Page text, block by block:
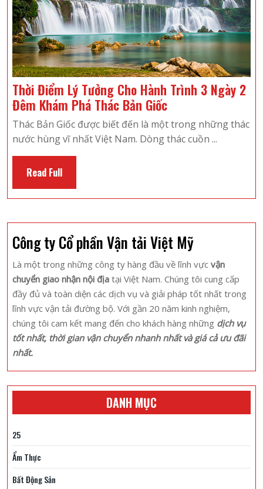
Thời Điểm Lý Tưởng Cho Hành Trình 3 Ngày 2
Đêm Khám Phá Thác Bản GiốcThời
Điểm
Lý
Trình
Ngày
2
Đêm
Khám
Phá
Thác
Bản
Giốc
Thác Bản Giốc được biết đến là một trong những thác
nước hùng vĩ nhất Việt Nam. Dòng thác cuồn ...
Read FullRead
Full
Công ty Cổ phần Vận tải Việt Mỹ
Là một trong những công ty hàng đầu về lĩnh vực vận
chuyển giao nhận nội địa tại Việt Nam. Chúng tôi cung cấp
đầy đủ và toàn diện các dịch vụ và giải pháp tốt nhất trong
lĩnh vực vận tải đường bộ. Với gần 20 năm kinh nghiệm,
chúng tôi cam kết mang đến cho khách hàng những dịch vụ
tốt nhất, thời gian vận chuyển nhanh nhất và giá cả ưu đãi
nhất.
DANH MỤC
25
Ẩm Thực
Bất Động Sản